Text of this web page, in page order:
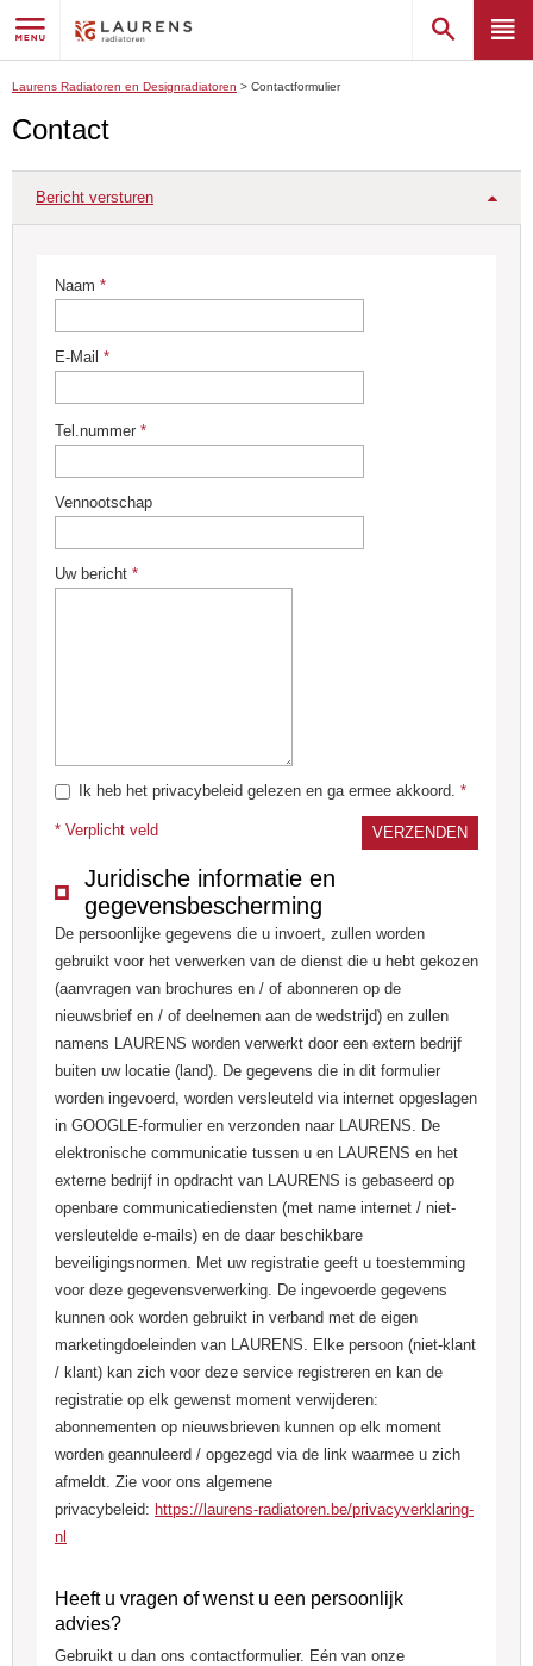
Laurens Radiatoren en Designradiatoren > Contactformulier
Contact
Bericht versturen
Naam *
E-Mail *
Tel.nummer *
Vennootschap
Uw bericht *
Ik heb het privacybeleid gelezen en ga ermee akkoord. *
* Verplicht veld
Juridische informatie en
gegevensbescherming
De persoonlijke gegevens die u invoert, zullen worden
gebruikt voor het verwerken van de dienst die u hebt gekozen
(aanvragen van brochures en / of abonneren op de
nieuwsbrief en / of deelnemen aan de wedstrijd) en zullen
namens LAURENS worden verwerkt door een extern bedrijf
buiten uw locatie (land). De gegevens die in dit formulier
worden ingevoerd, worden versleuteld via internet opgeslagen
in GOOGLE-formulier en verzonden naar LAURENS. De
elektronische communicatie tussen u en LAURENS en het
externe bedrijf in opdracht van LAURENS is gebaseerd op
openbare communicatiediensten (met name internet / niet-
versleutelde e-mails) en de daar beschikbare
beveiligingsnormen. Met uw registratie geeft u toestemming
voor deze gegevensverwerking. De ingevoerde gegevens
kunnen ook worden gebruikt in verband met de eigen
marketingdoeleinden van LAURENS. Elke persoon (niet-klant
/ klant) kan zich voor deze service registreren en kan de
registratie op elk gewenst moment verwijderen:
abonnementen op nieuwsbrieven kunnen op elk moment
worden geannuleerd / opgezegd via de link waarmee u zich
afmeldt. Zie voor ons algemene
privacybeleid: https://laurens-radiatoren.be/privacyverklaring-
nl
Heeft u vragen of wenst u een persoonlijk
advies?
Gebruikt u dan ons contactformulier. Eén van onze